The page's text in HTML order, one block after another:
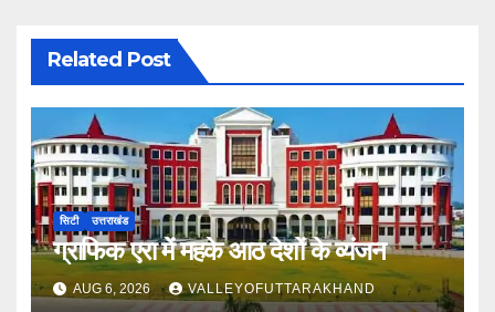
Related Post
सिटी उत्तराखंड
ग्राफिक एरा में महके आठ देशों के व्यंजन
AUG 6, 2026 VALLEYOFUTTARAKHAND